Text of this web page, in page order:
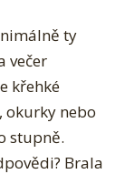
ty
večer
křehké
okurky nebo
stupně.
Brala